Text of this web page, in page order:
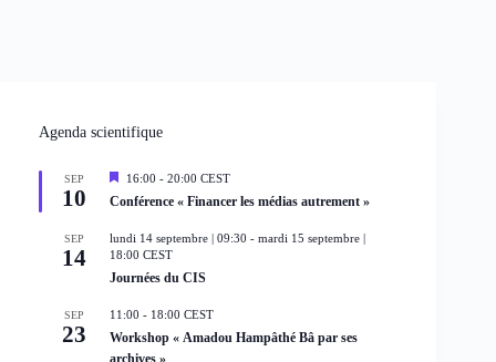
Agenda scientifique
SEP
10
M
s
n
a
v
n
16:00 - 20:00 CEST
Conférence « Financer les médias autrement »
SEP
14
lundi 14 septembre | 09:30 - mardi 15 septembre |
18:00 CEST
Journées du CIS
SEP
23
11:00 - 18:00 CEST
Workshop « Amadou Hampâthé Bâ par ses
archives »